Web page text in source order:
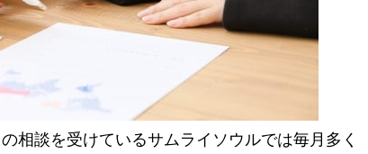
相談を受けているサムライソウルでは毎月多く